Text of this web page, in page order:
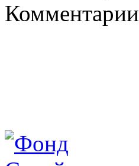
Комментарии